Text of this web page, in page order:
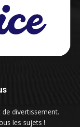
divertissement.
les sujets !